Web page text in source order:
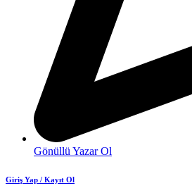
Gönüllü Yazar Ol
Giriş Yap / Kayıt Ol